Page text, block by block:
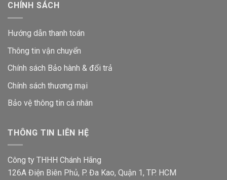
CHÍNH SÁCH
Hướng dẫn thanh toán
Thông tin vận chuyển
Chính sách Bảo hành & đổi trả
Chính sách thương mại
Bảo vệ thông tin cá nhân
THÔNG TIN LIÊN HỆ
Công ty THHH Chánh Hãng
126A Điện Biên Phủ, P. Đa Kao, Quận 1, TP. HCM